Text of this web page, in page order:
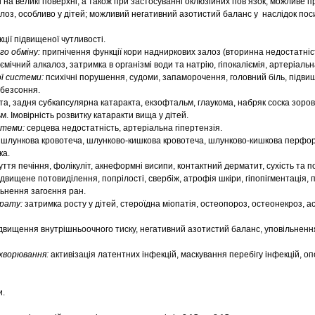
особливо у дітей; можливий негативний азотистий баланс у наслідок
підвищеної чутливості.
обміну: пригнічення функції кори надниркових залоз (вторинна
алкалоз, затримка в організмі води та натрію, гіпокаліємія,
системи: психічні порушення, судоми, запаморочення, головний біль,
задня субкапсулярна катаракта, екзофтальм, глаукома, набряк соска
Імовірність розвитку катаракти вища у дітей.
серцева недостатність, артеріальна гіпертензія.
кровотеча, шлунково-кишкова кровотеча, шлунково-кишкова
печіння, фолікуліт, акнеформні висипи, контактний дерматит, сухість та
потовиділення, попрілості, свербіж, атрофія шкіри,
загоєння ран.
затримка росту у дітей, стероїдна міопатія, остеопороз, остеонекроз,
внутрішньоочного тиску, негативний азотистий баланс,
активізація латентних інфекцій, маскування перебігу інфекцій,